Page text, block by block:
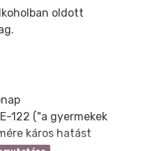
oldott
122 ("a gyermekek
káros hatást